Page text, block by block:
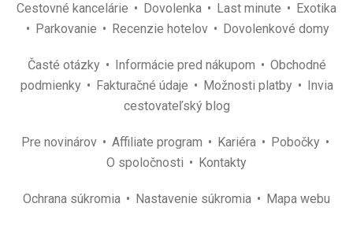
Cestovné kancelárie Dovolenka Last minute
Exotika
Parkovanie
Recenzie hotelov Dovolenkové domy
Časté otázky Informácie pred nákupom
Obchodné
podmienky
Fakturačné údaje Možnosti platby
Invia
cestovateľský blog
Pre novinárov Affiliate program Kariéra
Pobočky
O spoločnosti
Kontakty
Ochrana súkromia Nastavenie súkromia Mapa webu